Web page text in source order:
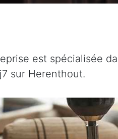
est spécialisée
sur Herenthout.